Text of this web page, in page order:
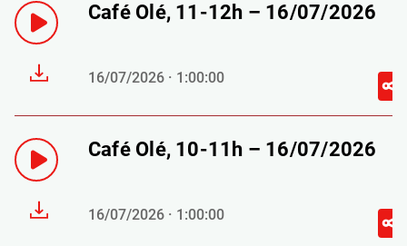
Café Olé, 11-12h – 16/07/2026
16/07/2026 · 1:00:00
Café Olé, 10-11h – 16/07/2026
16/07/2026 · 1:00:00